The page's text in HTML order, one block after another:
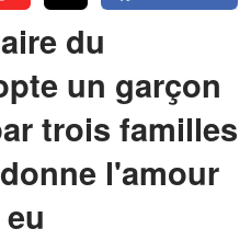
du
un garçon
trois familles
l'amour